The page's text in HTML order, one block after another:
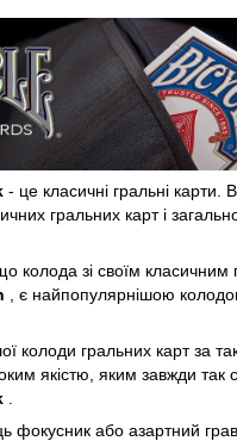
- це класичні гральні карти.
гральних карт і
колода зі своїм класичним
, є найпопулярнішою
колоди гральних карт за
якістю, яким завжди так
.
фокусник або азартний